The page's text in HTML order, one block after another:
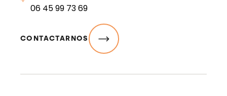
06 45 99 73 69
CONTACTARNOS